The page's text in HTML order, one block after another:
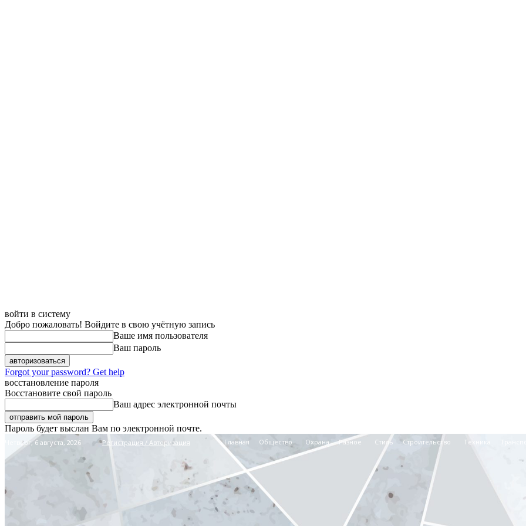
войти в систему
Добро пожаловать! Войдите в свою учётную запись
Ваше имя пользователя
Ваш пароль
Forgot your password? Get help
восстановление пароля
Восстановите свой пароль
Ваш адрес электронной почты
Пароль будет выслан Вам по электронной почте.
Четверг, 6 августа, 2026 Регистрация / Авторизация Главная Общество Охрана Разное Стиль Строительство Техника